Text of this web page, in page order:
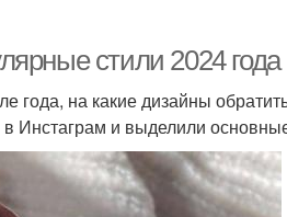
стили 2024 года
года, на какие дизайны
Инстаграм и выделили